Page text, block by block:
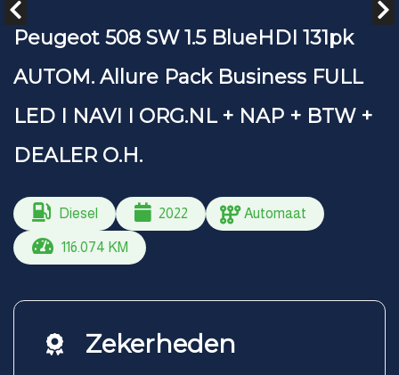
Peugeot 508 SW 1.5 BlueHDI 131pk
AUTOM. Allure Pack Business FULL
LED I NAVI I ORG.NL + NAP + BTW +
DEALER O.H.
Diesel 2022 Automaat
116.074 KM
Zekerheden